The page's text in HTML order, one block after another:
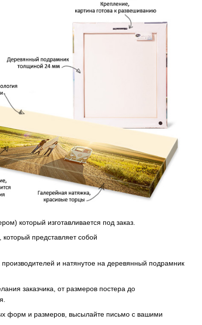
который изготавливается под заказ.
который представляет собой
и натянутое на деревянный подрамник
заказчика, от размеров постера до
форм и размеров, высылайте письмо c вашими